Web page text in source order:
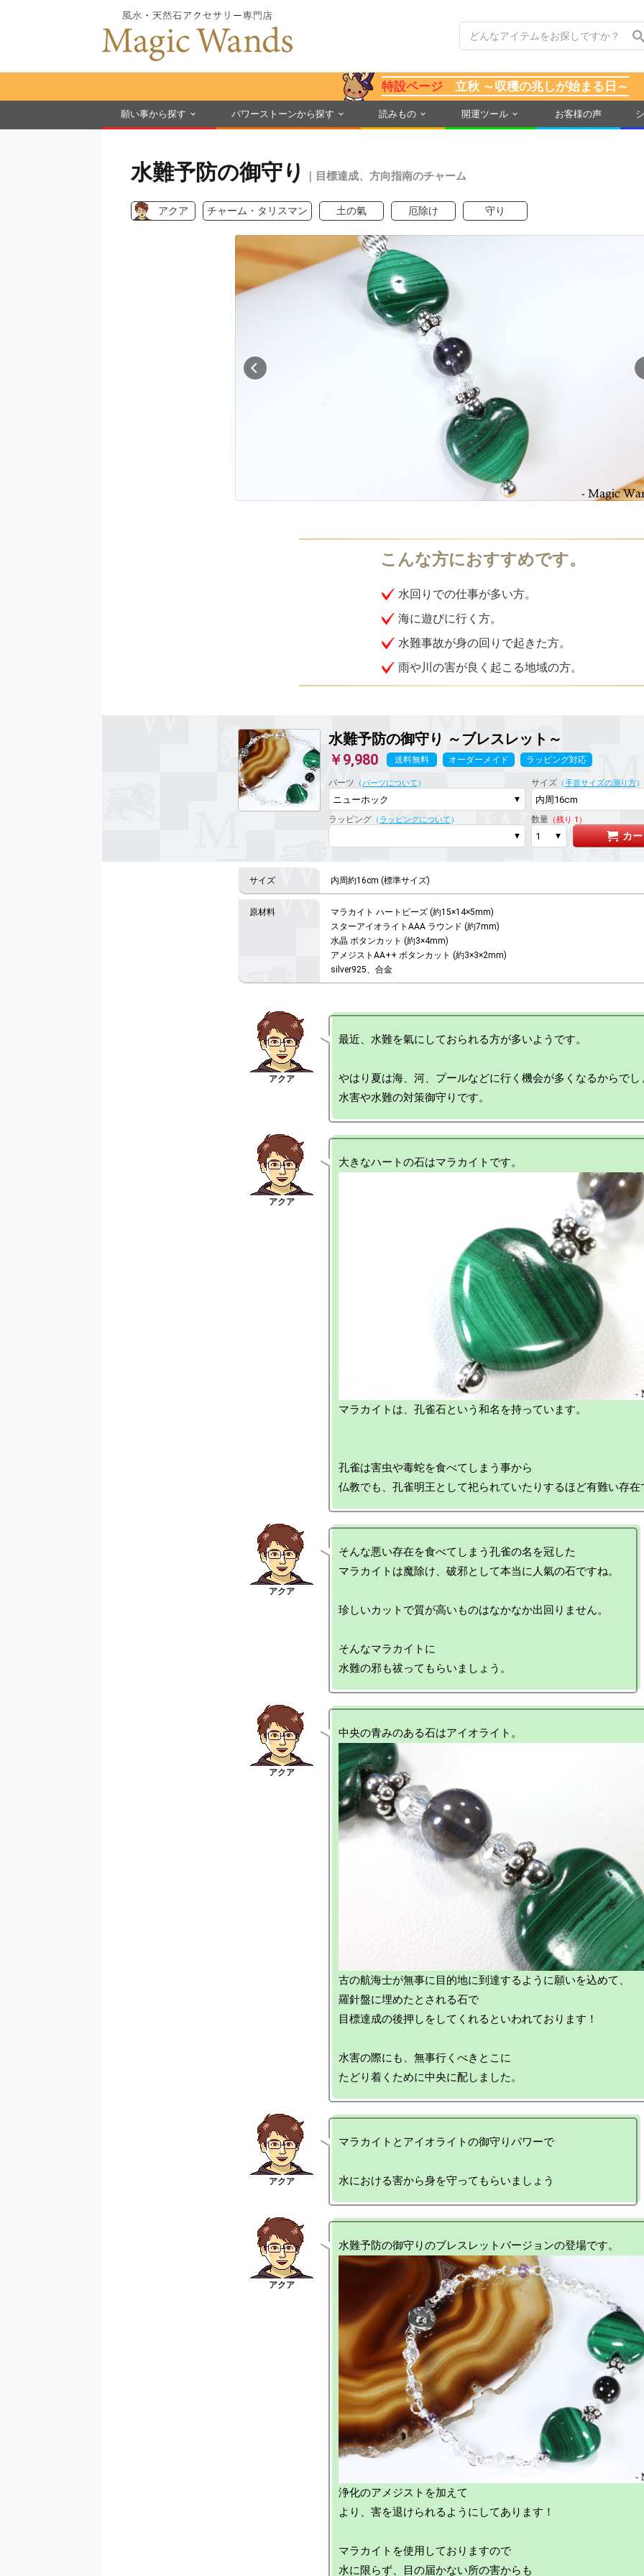
特設ページ立秋 ～収穫の兆しが始まる日～
願い事から探す パワーストーンから探す 読みもの 開運ツール お客様の声
水難予防の御守り ｜目標達成、方向指南のチャーム
アクア チャーム・タリスマン 土の氣 厄除け 守り
水回りでの仕事が多い方。
海に遊びに行く方。
水難事故が身の回りで起きた方。
雨や川の害が良く起こる地域の方。
水難予防の御守り ～ブレスレット～
￥9,980
送料無料 オーダーメイド ラッピング対応
パーツ （パーツについて ） サイズ（手首サイズの測り方）
ラッピング （ ラッピングについて ） 数量（残り 1）
カ
内周約16cm (標準サイズ)
マラカイト ハートビーズ (約15×14×5mm)
スターアイオライトAAA ラウンド (約7mm)
水晶 ボタンカット (約3×4mm)
アメジストAA++ ボタンカット (約3×3×2mm)
silver925、合金
最近、水難を氣にしておられる方が多いようです。
やはり夏は海、河、プールなどに行く機会が多くなるからでし
マラカイトは、孔雀石という和名を持っています。
孔雀は害虫や毒蛇を食べてしまう事から
そんな悪い存在を食べてしまう孔雀の名を冠した
マラカイトは魔除け、破邪として本当に人氣の石ですね。
珍しいカットで質が高いものはなかなか出回りません。
そんなマラカイトに
古の航海士が無事に目的地に到達するように願いを込めて、
羅針盤に埋めたとされる石で
目標達成の後押しをしてくれるといわれております！
水害の際にも、無事行くべきとこに
マラカイトとアイオライトの御守りパワーで
浄化のアメジストを加えて
より、害を退けられるようにしてあります！
マラカイトを使用しておりますので
水に限らず、目の届かない所の害からも